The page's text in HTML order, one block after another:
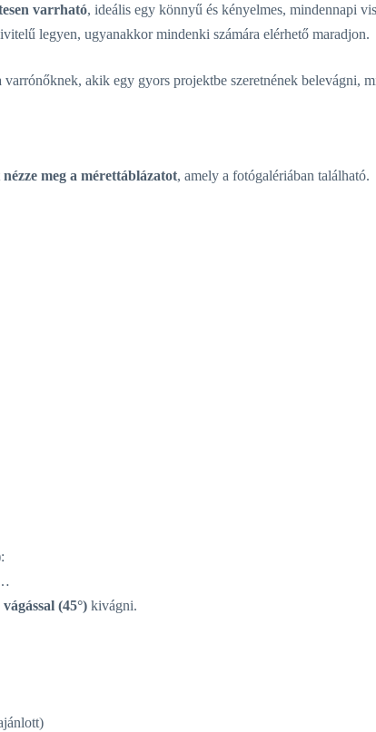
varrható, ideális egy könnyű és kényelmes, mindennapi
legyen, ugyanakkor mindenki számára elérhető maradjon.
akik egy gyors projektbe szeretnének belevágni,
nézze meg a mérettáblázatot, amely a fotógalériában található.
(45°) kivágni.